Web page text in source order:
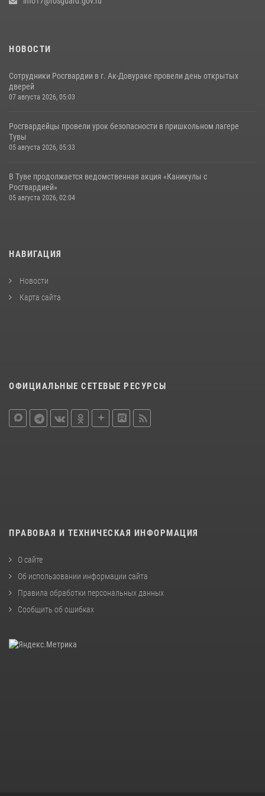
НОВОСТИ
Сотрудники Росгвардии в г. Ак-Довураке провели день открытых
дверей
07 августа 2026, 05:03
Росгвардейцы провели урок безопасности в пришкольном лагере
Тувы
05 августа 2026, 05:33
В Туве продолжается ведомственная акция «Каникулы с
Росгвардией»
05 августа 2026, 02:04
НАВИГАЦИЯ
Новости
Карта сайта
ОФИЦИАЛЬНЫЕ СЕТЕВЫЕ РЕСУРСЫ
ПРАВОВАЯ И ТЕХНИЧЕСКАЯ ИНФОРМАЦИЯ
О сайте
Об использовании информации сайта
Правила обработки персональных данных
Сообщить об ошибках